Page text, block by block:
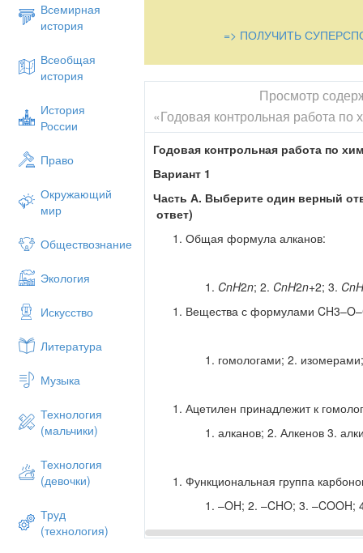
Всемирная
история
Всеобщая
история
История
России
Право
Окружающий
мир
Обществознание
Экология
Искусство
Литература
Музыка
Технология
(мальчики)
Технология
(девочки)
Труд
(технология)
=> ПОЛУЧИТЬ
Просмотр
«Годовая контрольная работа
Годовая контрольная работа по
Вариант 1
Часть А. Выберите один верный
ответ)
Общая формула алканов:
CnH2n​; 2. CnH2n+2​; 3. Cn
Вещества с формулами
гомологами; 2.
Ацетилен принадлежит к
алканов; 2. Алкенов 3.
Функциональная группа
–OH; 2. –CHO; 3. –COOH;